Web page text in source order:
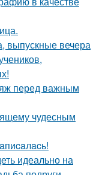
выпускные вечера
перед важным
чудесным
идеально на